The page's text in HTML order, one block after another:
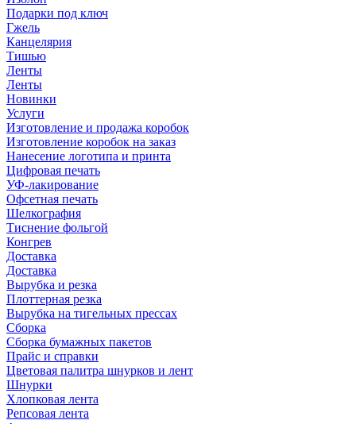
Подарки под ключ
Гжель
Канцелярия
Тишью
Ленты
Ленты
Новинки
Услуги
Изготовление и продажа коробок
Изготовление коробок на заказ
Нанесение логотипа и принта
Цифровая печать
УФ-лакирование
Офсетная печать
Шелкография
Тиснение фольгой
Конгрев
Доставка
Доставка
Вырубка и резка
Плоттерная резка
Вырубка на тигельных прессах
Сборка
Сборка бумажных пакетов
Прайс и справки
Цветовая палитра шнурков и лент
Шнурки
Хлопковая лента
Репсовая лента